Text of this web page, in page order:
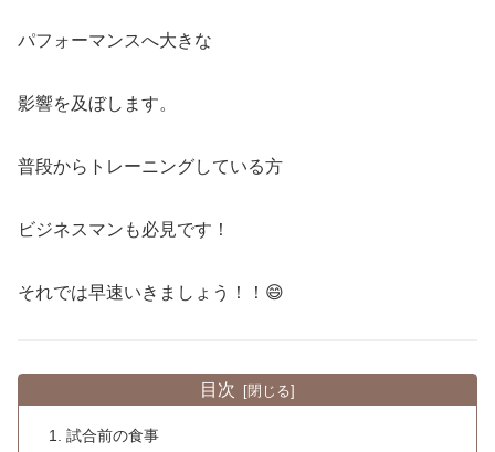
パフォーマンスへ大きな
影響を及ぼします。
普段からトレーニングしている方
ビジネスマンも必見です！
それでは早速いきましょう！！😄
目次
試合前の食事